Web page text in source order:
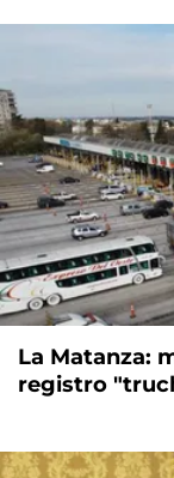
La Matanza:
registro